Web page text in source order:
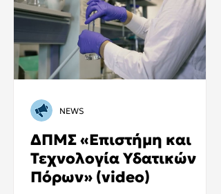
ΔΠΜΣ «Επιστήμη και
Τεχνολογία Υδατικών
Πόρων» (video)
NEWS